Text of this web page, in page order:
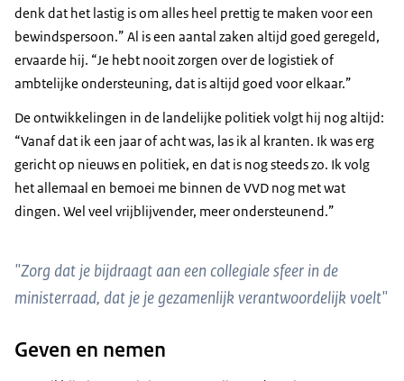
denk dat het lastig is om alles heel prettig te maken voor een
bewindspersoon.” Al is een aantal zaken altijd goed geregeld,
ervaarde hij. “Je hebt nooit zorgen over de logistiek of
ambtelijke ondersteuning, dat is altijd goed voor elkaar.”
De ontwikkelingen in de landelijke politiek volgt hij nog altijd:
“Vanaf dat ik een jaar of acht was, las ik al kranten. Ik was erg
gericht op nieuws en politiek, en dat is nog steeds zo. Ik volg
het allemaal en bemoei me binnen de VVD nog met wat
dingen. Wel veel vrijblijvender, meer ondersteunend.”
"Zorg dat je bijdraagt aan een collegiale sfeer in de
ministerraad, dat je je gezamenlijk verantwoordelijk voelt"
Geven en nemen